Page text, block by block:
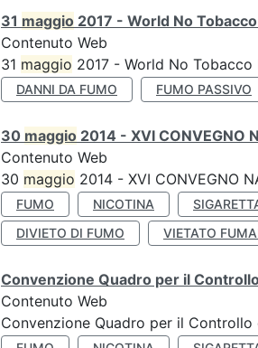
31 maggio 2017 - World No
Contenuto Web
31 maggio 2017 - World No Tobacco
DANNI DA FUMO FUMO PASSIVO
30 maggio 2014 - XVI CONVEGNO
Contenuto Web
30 maggio 2014 - XVI CONVEGNO
FUMO NICOTINA
DIVIETO DI FUMO
VIETATO
Convenzione Quadro per il
Contenuto Web
Convenzione Quadro per il Controllo